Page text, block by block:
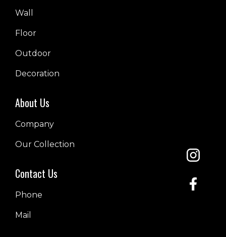
Wall
Floor
Outdoor
Decoration
About Us
Company
Our Collection
Contact Us
Phone
Mail